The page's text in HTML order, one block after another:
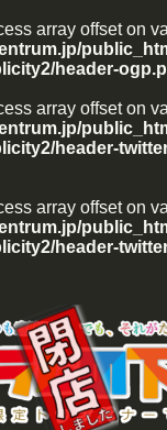
array offset on
header-
array offset on
header-
array offset on
header-